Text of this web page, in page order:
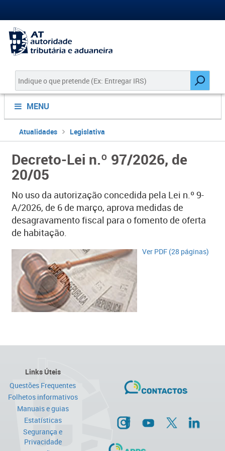
MENU
Atualidades Legislativa
Decreto-Lei n.º 97/2026, de
20/05
No uso da autorização concedida pela Lei n.º 9-
A/2026, de 6 de março, aprova medidas de
desagravamento fiscal para o fomento de oferta
de habitação.
​Ver PDF (28 páginas)​
Links Úteis
Questões Frequentes
Folhetos informativos
Manuais e guias
Estatísticas
Segurança e
Privacidade